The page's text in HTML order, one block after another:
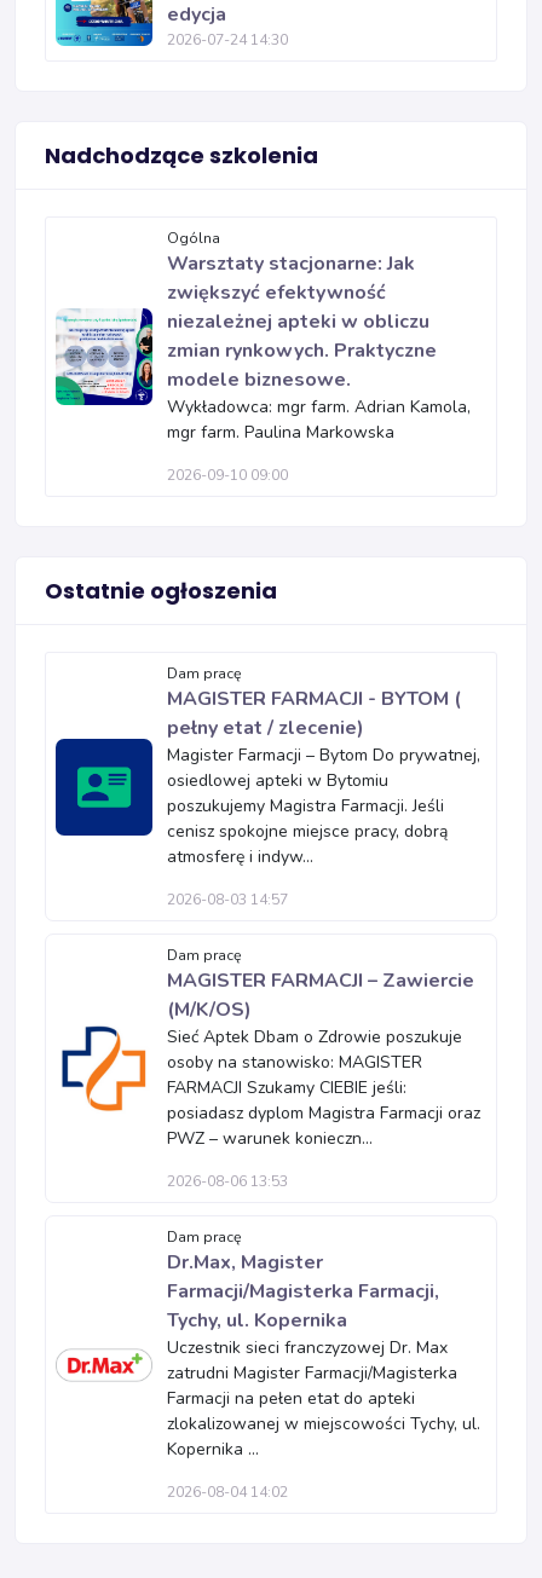
edycja
2026-07-24 14:30
Nadchodzące szkolenia
Ogólna
Warsztaty stacjonarne: Jak
zwiększyć efektywność
niezależnej apteki w obliczu
zmian rynkowych. Praktyczne
modele biznesowe.
Wykładowca: mgr farm. Adrian Kamola,
mgr farm. Paulina Markowska
2026-09-10 09:00
Ostatnie ogłoszenia
Dam pracę
MAGISTER FARMACJI - BYTOM (
pełny etat / zlecenie)
Magister Farmacji – Bytom Do prywatnej,
osiedlowej apteki w Bytomiu
poszukujemy Magistra Farmacji. Jeśli
cenisz spokojne miejsce pracy, dobrą
atmosferę i indyw...
2026-08-03 14:57
Dam pracę
MAGISTER FARMACJI – Zawiercie
(M/K/OS)
Sieć Aptek Dbam o Zdrowie poszukuje
osoby na stanowisko: MAGISTER
FARMACJI Szukamy CIEBIE jeśli:
posiadasz dyplom Magistra Farmacji oraz
PWZ – warunek konieczn...
2026-08-06 13:53
Dam pracę
Dr.Max, Magister
Farmacji/Magisterka Farmacji,
Tychy, ul. Kopernika
Uczestnik sieci franczyzowej Dr. Max
zatrudni Magister Farmacji/Magisterka
Farmacji na pełen etat do apteki
zlokalizowanej w miejscowości Tychy, ul.
Kopernika ...
2026-08-04 14:02